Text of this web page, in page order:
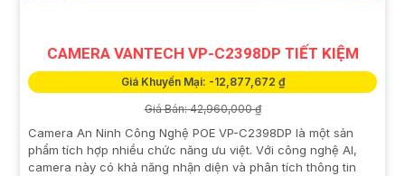
CAMERA VANTECH VP-C2398DP TIẾT KIỆM
Giá Khuyến Mại: -12,877,672 ₫
Giá Bán: 42,960,000 ₫
Camera An Ninh Công Nghệ POE VP-C2398DP là một sản
phẩm tích hợp nhiều chức năng ưu việt. Với công nghệ AI,
camera này có khả năng nhận diện và phân tích thông tin